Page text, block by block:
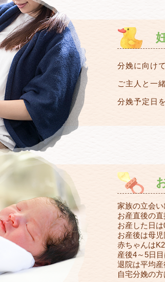
分娩に向け
ご主人と一
分娩予定日
家族の立会い
お産直後の直
お産した日は
お産後は母児
赤ちゃんは
産後4～5日
退院は平均産
自宅分娩の